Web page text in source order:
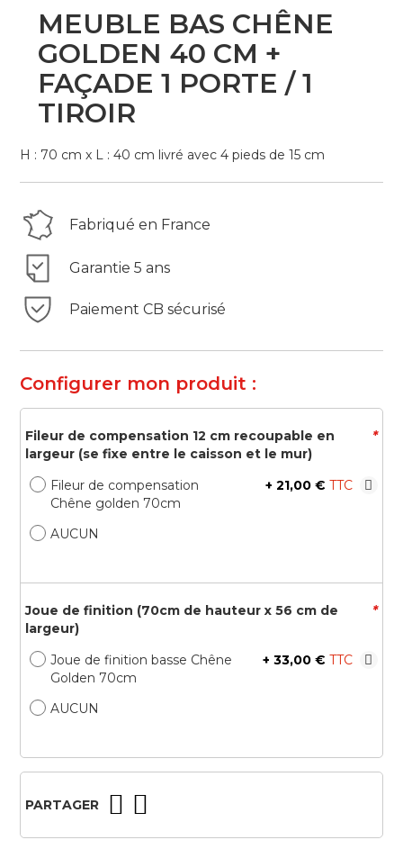
the
beginning
the
MEUBLE BAS CHÊNE
GOLDEN 40 CM +
FAÇADE 1 PORTE / 1
TIROIR
H : 70 cm x L : 40 cm livré avec 4 pieds de 15 cm
Fabriqué en France
Garantie 5 ans
Paiement CB sécurisé
Configurer mon produit :
*
Fileur de compensation 12 cm recoupable en
largeur (se fixe entre le caisson et le mur)
Fileur de compensation
Chêne golden 70cm
+ 21,00 €
AUCUN
*
Joue de finition (70cm de hauteur x 56 cm de
largeur)
Joue de finition basse Chêne
Golden 70cm
+ 33,00 €
AUCUN
PARTAGER